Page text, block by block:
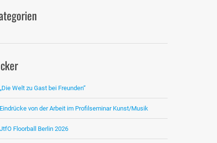
„Die Welt zu Gast bei Freunden“
Eindrücke von der Arbeit im Profilseminar Kunst/Musik
JtfO Floorball Berlin 2026